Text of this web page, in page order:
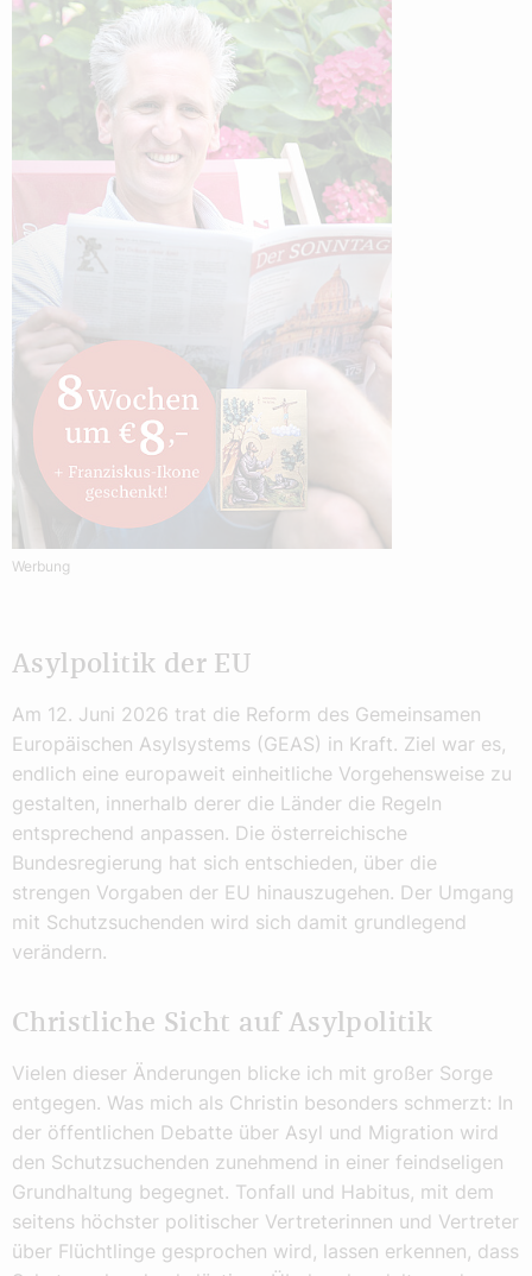
Werbung
Asylpolitik der EU
Am 12. Juni 2026 trat die Reform des Gemeinsamen
Europäischen Asylsystems (GEAS) in Kraft. Ziel war es,
endlich eine europaweit einheitliche Vorgehensweise zu
gestalten, innerhalb derer die Länder die Regeln
entsprechend anpassen. Die österreichische
Bundesregierung hat sich entschieden, über die
strengen Vorgaben der EU hinauszugehen. Der Umgang
mit Schutzsuchenden wird sich damit grundlegend
verändern.
Christliche Sicht auf Asylpolitik
Vielen dieser Änderungen blicke ich mit großer Sorge
entgegen. Was mich als Christin besonders schmerzt: In
der öffentlichen Debatte über Asyl und Migration wird
den Schutzsuchenden zunehmend in einer feindseligen
Grundhaltung begegnet. Tonfall und Habitus, mit dem
seitens höchster politischer Vertreterinnen und Vertreter
über Flüchtlinge gesprochen wird, lassen erkennen, dass